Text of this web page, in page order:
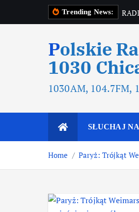
Trending News: RAD
Polskie Radio
1030
1030AM, 104.7FM,
SŁUCHAJ
Home Paryż: Trójkąt